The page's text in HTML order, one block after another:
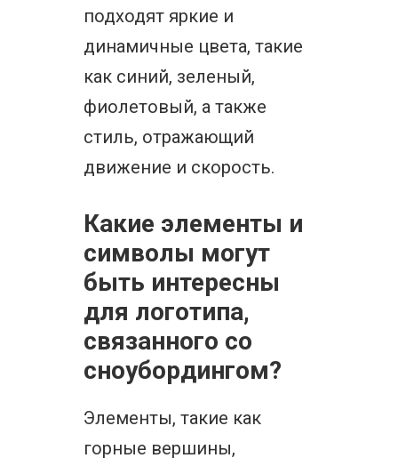
подходят яркие и
динамичные цвета, такие
как синий, зеленый,
фиолетовый, а также
стиль, отражающий
движение и скорость.
Какие элементы и
символы могут
быть интересны
для логотипа,
связанного со
сноубордингом?
Элементы, такие как
горные вершины,